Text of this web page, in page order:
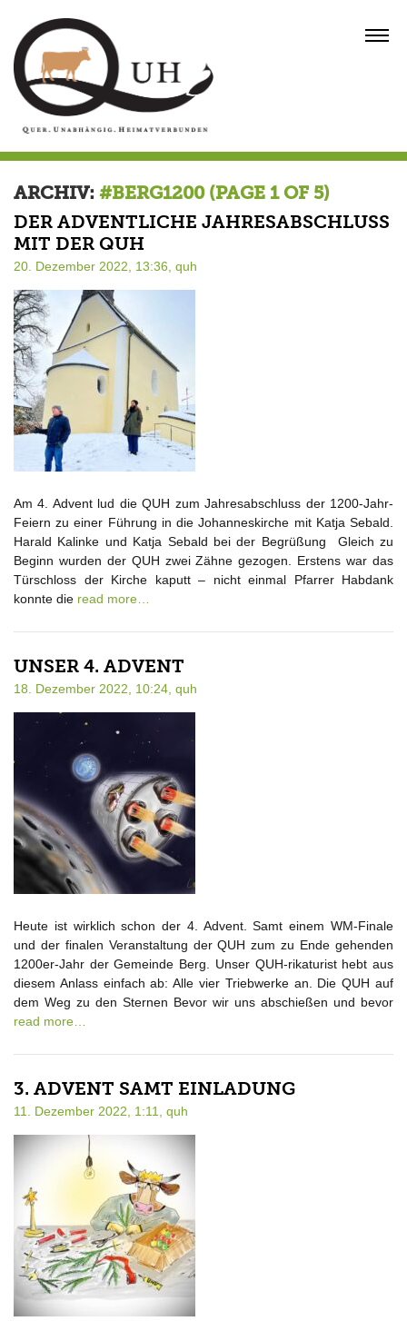
content
ARCHIV: #BERG1200 (PAGE 1 OF 5)
DER ADVENTLICHE JAHRESABSCHLUSS
MIT DER QUH
20. Dezember 2022, 13:36, quh
Am 4. Advent lud die QUH zum Jahresabschluss der 1200-Jahr-
Feiern zu einer Führung in die Johanneskirche mit Katja Sebald.
Harald Kalinke und Katja Sebald bei der Begrüßung Gleich zu
Beginn wurden der QUH zwei Zähne gezogen. Erstens war das
Türschloss der Kirche kaputt – nicht einmal Pfarrer Habdank
konnte die read more…
UNSER 4. ADVENT
18. Dezember 2022, 10:24, quh
Heute ist wirklich schon der 4. Advent. Samt einem WM-Finale
und der finalen Veranstaltung der QUH zum zu Ende gehenden
1200er-Jahr der Gemeinde Berg. Unser QUH-rikaturist hebt aus
diesem Anlass einfach ab: Alle vier Triebwerke an. Die QUH auf
dem Weg zu den Sternen Bevor wir uns abschießen und bevor
read more…
3. ADVENT SAMT EINLADUNG
11. Dezember 2022, 1:11, quh